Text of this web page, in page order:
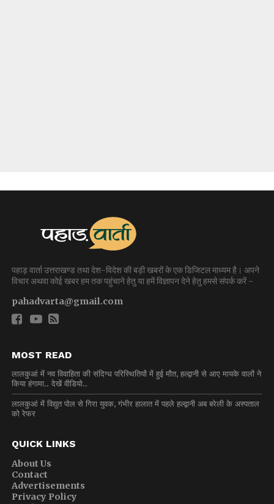
पहाड़ वार्ता उत्तराखण्ड तथा देश-विदेश की बड़ी खबरों के एक डिजिटल माध्यम है। अपने
विचार अथवा कोई खबर हम तक पहुंचाने हेतु या हमें विज्ञापन देने हेतु हमसे संपर्क करें -
pahadvarta@gmail.com
MOST READ
लालकुआं में नव विवाहिता की संदिग्ध परिस्थितियों में हुई मौत, हल्द्वानी से आए मायके वालों ने
किया हंगामा.. देखें वीडियो..
लालकुआं में विद्युत पोल से गिरा युवक, गंभीर हालात में पहले हल्द्वानी अब बरेली के अस्पताल
को रेफर
QUICK LINKS
About Us
Contact
Advertisements
Privacy Policy